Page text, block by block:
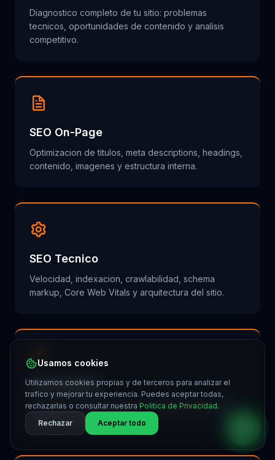
Diagnostico completo de tu sitio: problemas
tecnicos, oportunidades de contenido y analisis
competitivo.
SEO On-Page
Optimizacion de titulos, meta descriptions, headings,
contenido, imagenes y estructura interna.
SEO Tecnico
Velocidad, indexacion, crawlabilidad, schema
markup, Core Web Vitals y arquitectura del sitio.
Link Building
Construccion de backlinks de calidad desde sitios
relevantes de tu industria.
Usamos cookies
Utilizamos cookies propias y de terceros para analizar el
trafico y mejorar tu experiencia. Puedes aceptar todas,
rechazarlas o consultar nuestra Politica de Privacidad.
Rechazar
Aceptar todo